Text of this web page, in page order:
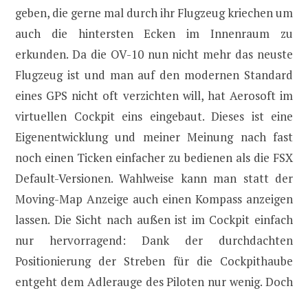
geben, die gerne mal durch ihr Flugzeug kriechen um
auch die hintersten Ecken im Innenraum zu
erkunden. Da die OV-10 nun nicht mehr das neuste
Flugzeug ist und man auf den modernen Standard
eines GPS nicht oft verzichten will, hat Aerosoft im
virtuellen Cockpit eins eingebaut. Dieses ist eine
Eigenentwicklung und meiner Meinung nach fast
noch einen Ticken einfacher zu bedienen als die FSX
Default-Versionen. Wahlweise kann man statt der
Moving-Map Anzeige auch einen Kompass anzeigen
lassen. Die Sicht nach außen ist im Cockpit einfach
nur hervorragend: Dank der durchdachten
Positionierung der Streben für die Cockpithaube
entgeht dem Adlerauge des Piloten nur wenig. Doch